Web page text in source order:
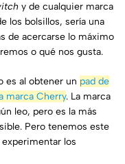
y de cualquier marca
los bolsillos, sería una
de acercarse lo máximo
o qué nos gusta.
es al obtener un pad de
marca Cherry. La marca
leo, pero es la más
Pero tenemos este
los